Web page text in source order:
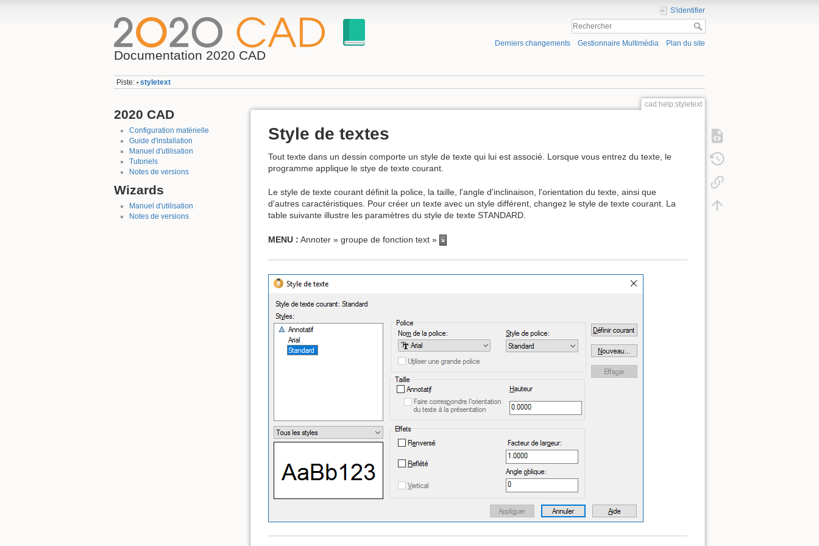
Documentation 2020 CAD
S'identifier
Derniers changements Gestionnaire Multimédia Plan du site
Piste: • styletext
2020 CAD
Configuration matérielle
Guide d'installation
Manuel d'utilisation
Tutoriels
Notes de versions
Wizards
Manuel d'utilisation
Notes de versions
cad:help:styletext
Style de textes
Tout texte dans un dessin comporte un style de texte qui lui est associé. Lorsque vous entrez du texte, le
programme applique le stye de texte courant.
Le style de texte courant définit la police, la taille, l'angle d'inclinaison, l'orientation du texte, ainsi que
d'autres caractéristiques. Pour créer un texte avec un style différent, changez le style de texte courant. La
table suivante illustre les paramètres du style de texte STANDARD.
MENU : Annoter » groupe de fonction text »